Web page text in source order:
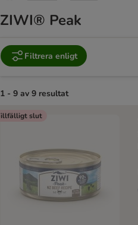
ZIWI® Peak
Filtrera enligt
1 - 9 av 9 resultat
slut